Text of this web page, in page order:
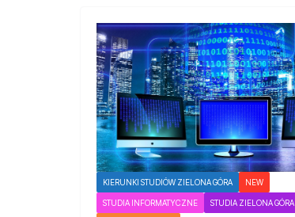
KIERUNKI STUDIÓW ZIELONA GÓRA NEW
STUDIA INFORMATYCZNE STUDIA ZIELONA GÓRA